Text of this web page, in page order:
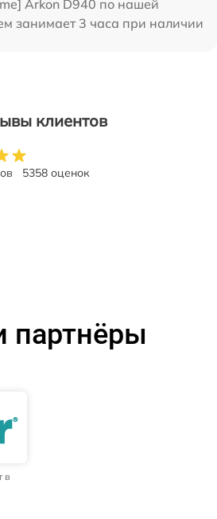
Arkon D940 по нашей
занимает 3 часа при наличии
клиентов
5358 оценок
партнёры
в